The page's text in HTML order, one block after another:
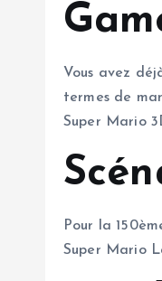
Vous avez
termes de
Super Mario
Pour la
Super Mario